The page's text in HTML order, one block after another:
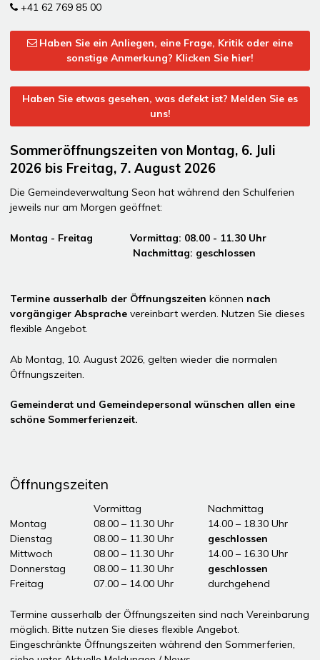
+41 62 769 85 00
Haben Sie ein Anliegen, eine Frage, Kritik oder eine
sonstige Anmerkung? Klicken Sie hier!
Haben Sie etwas gesehen, was defekt ist? Melden Sie es
uns!
Sommeröffnungszeiten von Montag, 6. Juli
2026 bis Freitag, 7. August 2026
Die Gemeindeverwaltung Seon hat während den Schulferien
jeweils nur am Morgen geöffnet:
Montag - Freitag Vormittag: 08.00 - 11.30 Uhr
Nachmittag: geschlossen
Termine ausserhalb der Öffnungszeiten können nach
vorgängiger Absprache vereinbart werden. Nutzen Sie dieses
flexible Angebot.
Ab Montag, 10. August 2026, gelten wieder die normalen
Öffnungszeiten.
Gemeinderat und Gemeindepersonal wünschen allen eine
schöne Sommerferienzeit.
Öffnungszeiten
Öffnungszeiten Vormittag
Vormittag
Nachmittag
Montag
08.00 – 11.30 Uhr
14.00 – 18.30 Uhr
Dienstag
08.00 – 11.30 Uhr
geschlossen
Mittwoch
08.00 – 11.30 Uhr
14.00 – 16.30 Uhr
Donnerstag
08.00 – 11.30 Uhr
geschlossen
Freitag
07.00 – 14.00 Uhr durchgehend
Termine ausserhalb der Öffnungszeiten sind nach Vereinbarung
möglich. Bitte nutzen Sie dieses flexible Angebot.
Eingeschränkte Öffnungszeiten während den Sommerferien,